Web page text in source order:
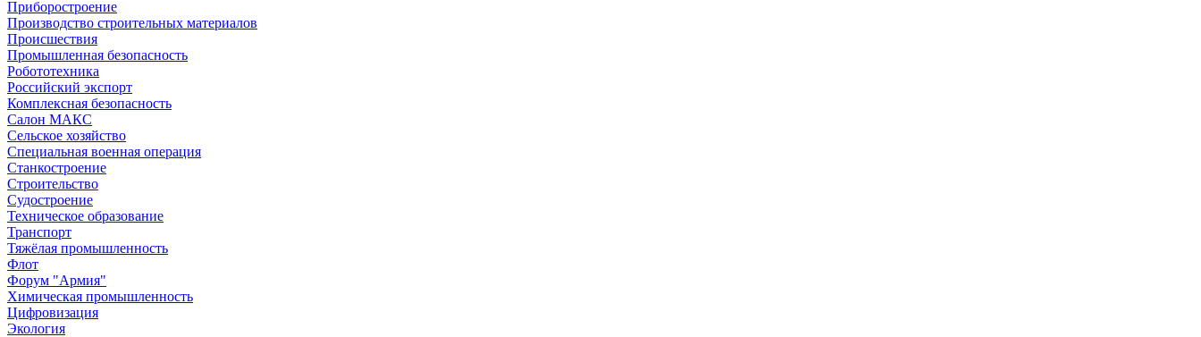
Приборостроение
Производство строительных материалов
Происшествия
Промышленная безопасность
Робототехника
Российский экспорт
Комплексная безопасность
Салон МАКС
Сельское хозяйство
Специальная военная операция
Станкостроение
Строительство
Судостроение
Техническое образование
Транспорт
Тяжёлая промышленность
Флот
Форум "Армия"
Химическая промышленность
Цифровизация
Экология